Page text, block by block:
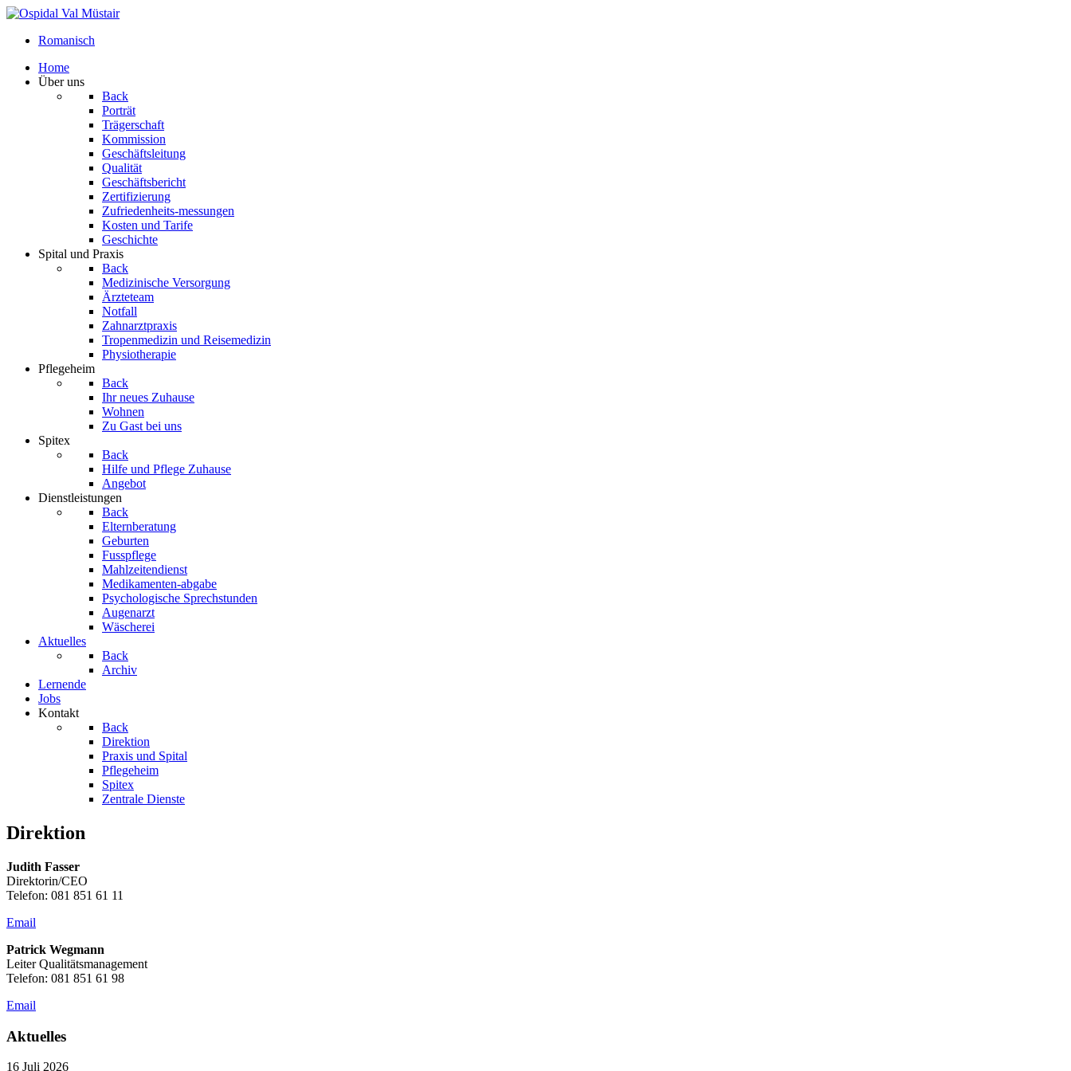
Romanisch
Home
Über uns
Back
Porträt
Trägerschaft
Kommission
Geschäftsleitung
Qualität
Geschäftsbericht
Zertifizierung
Zufriedenheits-messungen
Kosten und Tarife
Geschichte
Spital und Praxis
Back
Medizinische Versorgung
Ärzteteam
Notfall
Zahnarztpraxis
Tropenmedizin und Reisemedizin
Physiotherapie
Pflegeheim
Back
Ihr neues Zuhause
Wohnen
Zu Gast bei uns
Spitex
Back
Hilfe und Pflege Zuhause
Angebot
Dienstleistungen
Back
Elternberatung
Geburten
Fusspflege
Mahlzeitendienst
Medikamenten-abgabe
Psychologische Sprechstunden
Augenarzt
Wäscherei
Aktuelles
Back
Archiv
Lernende
Jobs
Kontakt
Back
Direktion
Praxis und Spital
Pflegeheim
Spitex
Zentrale Dienste
Direktion
Judith Fasser
Direktorin/CEO
Telefon: 081 851 61 11
Email
Patrick Wegmann
Leiter Qualitätsmanagement
Telefon: 081 851 61 98
Email
Aktuelles
16 Juli 2026